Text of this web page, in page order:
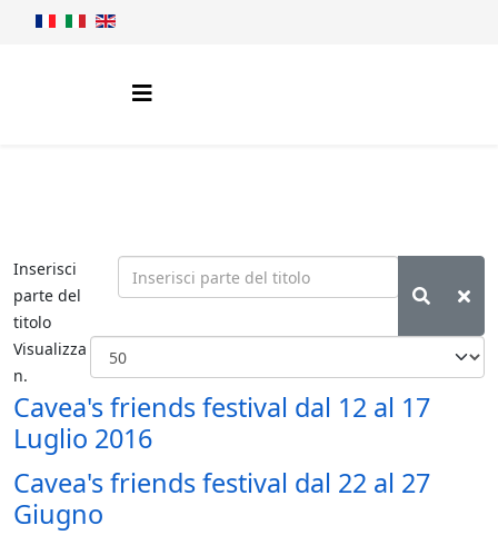
Inserisci
parte del
titolo
Visualizza
n.
Cavea's friends festival dal 12 al 17
Luglio 2016
Cavea's friends festival dal 22 al 27
Giugno